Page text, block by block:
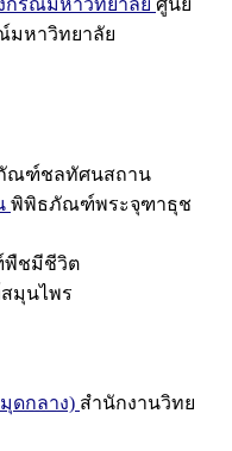
กรณ์มหาวิทยาลัย ศูนย์
มหาวิทยาลัย
ณฑ์ชลทัศนสถาน
พิพิธภัณฑ์พระจุฑาธุช
ชมีชีวิต
มุนไพร
ดกลาง) สำนักงานวิทย